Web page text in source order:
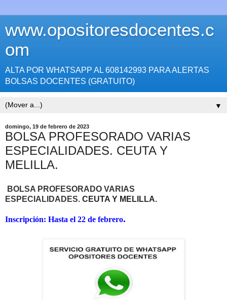
www.opositoresdocentes.c
om
ALTA POR WHATSAPP AL 608142993 PARA ALERTAS
BOLSAS DOCENTES (GRATUITO)
▼
domingo, 19 de febrero de 2023
BOLSA PROFESORADO VARIAS
ESPECIALIDADES. CEUTA Y
MELILLA.
BOLSA PROFESORADO VARIAS
ESPECIALIDADES. CEUTA Y MELILLA.
Inscripción: Hasta el 22 de febrero.